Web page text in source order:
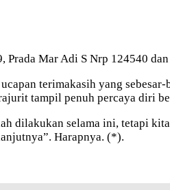
Mar Adi S Nrp 124540
terimakasih yang
tampil penuh percaya diri
dilakukan selama ini, tetapi
Harapnya. (*).